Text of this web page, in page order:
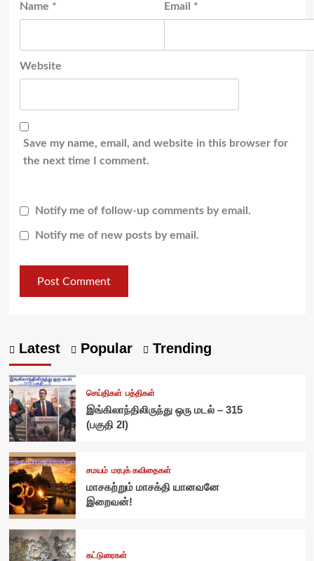
Name * Email *
Website
Save my name, email, and website in this browser for
the next time I comment.
Notify me of follow-up comments by email.
Notify me of new posts by email.
Latest Popular Trending
செய்திகள் பத்திகள்
இங்கிலாந்திலிருந்து ஒரு மடல் – 315
(பகுதி 2I)
சமயம் மரபுக் கவிதைகள்
மாசகற்றும் மாசக்தி யானவனே
இறைவன்!
கட்டுரைகள்